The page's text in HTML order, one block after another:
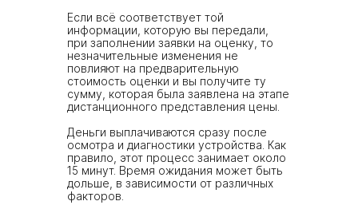
Если всё соответствует той
информации, которую вы передали,
при заполнении заявки на оценку, то
незначительные изменения не
повлияют на предварительную
стоимость оценки и вы получите ту
сумму, которая была заявлена на этапе
дистанционного представления цены.
Деньги выплачиваются сразу после
осмотра и диагностики устройства. Как
правило, этот процесс занимает около
15 минут. Время ожидания может быть
дольше, в зависимости от различных
факторов.